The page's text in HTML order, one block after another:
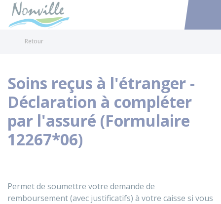
Accéder
Retour
Soins reçus à l'étranger -
Déclaration à compléter
par l'assuré (Formulaire
12267*06)
Permet de soumettre votre demande de
remboursement (avec justificatifs) à votre caisse si vous